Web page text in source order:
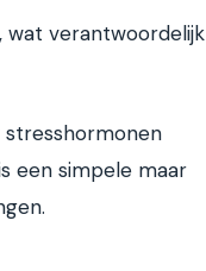
wat verantwoordelijk
stresshormonen
een simpele maar